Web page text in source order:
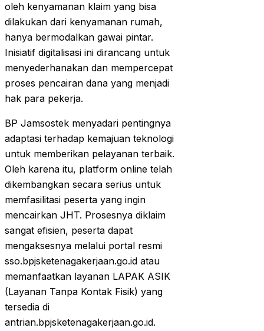
oleh kenyamanan klaim yang bisa
dilakukan dari kenyamanan rumah,
hanya bermodalkan gawai pintar.
Inisiatif digitalisasi ini dirancang untuk
menyederhanakan dan mempercepat
proses pencairan dana yang menjadi
hak para pekerja.
BP Jamsostek menyadari pentingnya
adaptasi terhadap kemajuan teknologi
untuk memberikan pelayanan terbaik.
Oleh karena itu, platform online telah
dikembangkan secara serius untuk
memfasilitasi peserta yang ingin
mencairkan JHT. Prosesnya diklaim
sangat efisien, peserta dapat
mengaksesnya melalui portal resmi
sso.bpjsketenagakerjaan.go.id atau
memanfaatkan layanan LAPAK ASIK
(Layanan Tanpa Kontak Fisik) yang
tersedia di
antrian.bpjsketenagakerjaan.go.id.